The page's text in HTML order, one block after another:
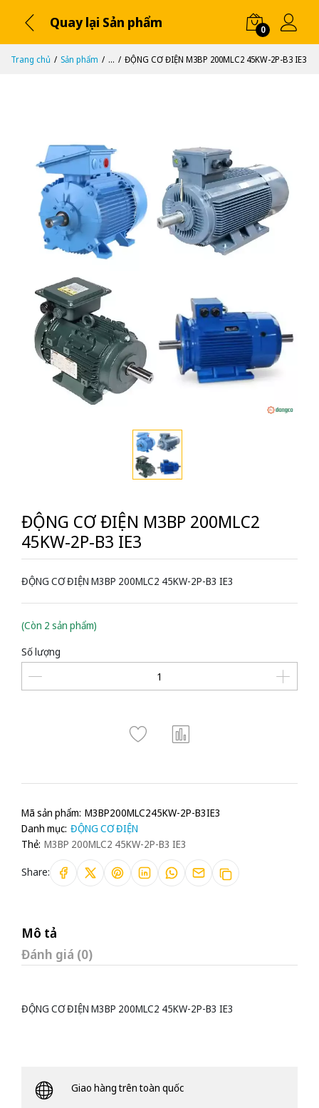
Quay lại Sản phẩm 0
Trang chủ Sản phẩm ... ĐỘNG CƠ ĐIỆN M3BP 200MLC2 45KW-2P-B3 IE3
ĐỘNG CƠ ĐIỆN M3BP 200MLC2
45KW-2P-B3 IE3
ĐỘNG CƠ ĐIỆN M3BP 200MLC2 45KW-2P-B3 IE3
(Còn 2 sản phẩm)
Số lượng
Mã sản phẩm: M3BP200MLC245KW-2P-B3IE3
Danh mục: ĐỘNG CƠ ĐIỆN
Thẻ: M3BP 200MLC2 45KW-2P-B3 IE3
Share:
Mô tả
Đánh giá (0)
ĐỘNG CƠ ĐIỆN M3BP 200MLC2 45KW-2P-B3 IE3
Giao hàng trên toàn quốc